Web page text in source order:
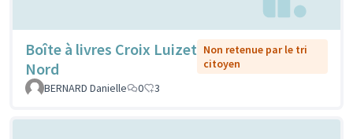
Boîte à livres Croix Luizet
Nord
Non retenue par le tri
citoyen
BERNARD Danielle
0 3